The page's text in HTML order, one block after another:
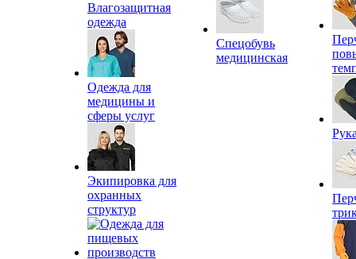
Влагозащитная
одежда
Одежда для
медицины и
сферы услуг
Экипировка для
охранных
структур
Спецобувь
медицинская